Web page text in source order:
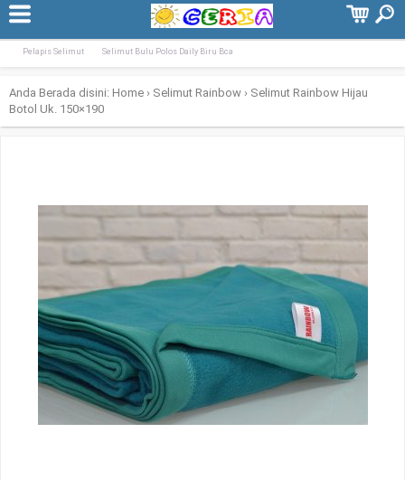
Terpopuler:
Pelapis Selimut Selimut Bulu Polos Daily Biru Bca
Anda Berada disini: Home › Selimut Rainbow › Selimut Rainbow Hijau
Botol Uk. 150×190